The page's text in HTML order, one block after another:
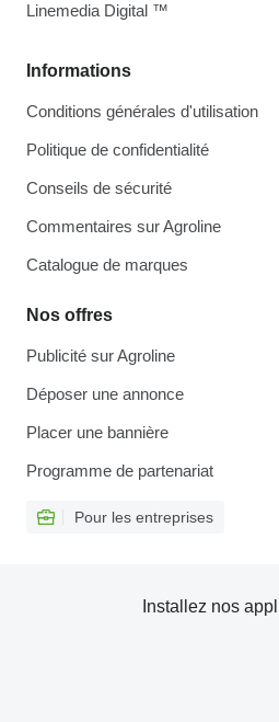
Informations
Conditions générales d'utilisation
Politique de confidentialité
Conseils de sécurité
Commentaires sur Agroline
Catalogue de marques
Nos offres
Publicité sur Agroline
Déposer une annonce
Placer une bannière
Programme de partenariat
Pour les entreprises
Linemedia Digital ™
Installez nos